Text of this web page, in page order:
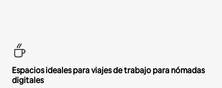
Espacios ideales para viajes de trabajo para nómadas
digitales